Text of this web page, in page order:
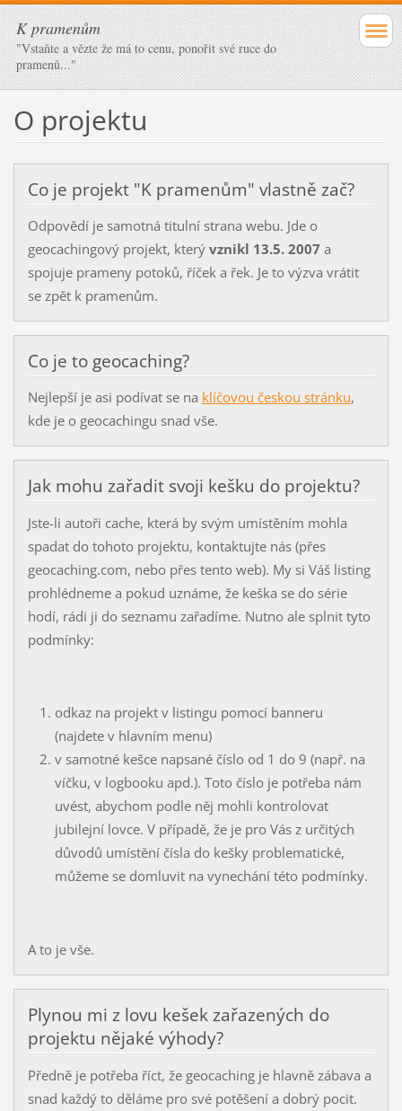
K pramenům
"Vstaňte a vězte že má to cenu, ponořit své ruce do
pramenů..."
O projektu
Co je projekt "K pramenům" vlastně zač?
Odpovědí je samotná titulní strana webu. Jde o
geocachingový projekt, který vznikl 13.5. 2007 a
spojuje prameny potoků, říček a řek. Je to výzva vrátit
se zpět k pramenům.
Co je to geocaching?
Nejlepší je asi podívat se na klíčovou českou stránku,
kde je o geocachingu snad vše.
Jak mohu zařadit svoji kešku do projektu?
Jste-li autoři cache, která by svým umístěním mohla
spadat do tohoto projektu, kontaktujte nás (přes
geocaching.com, nebo přes tento web). My si Váš listing
prohlédneme a pokud uznáme, že keška se do série
hodí, rádi ji do seznamu zařadíme. Nutno ale splnit tyto
podmínky:
odkaz na projekt v listingu pomocí banneru
(najdete v hlavním menu)
v samotné kešce napsané číslo od 1 do 9 (např. na
víčku, v logbooku apd.). Toto číslo je potřeba nám
uvést, abychom podle něj mohli kontrolovat
jubilejní lovce. V případě, že je pro Vás z určitých
důvodů umístění čísla do kešky problematické,
můžeme se domluvit na vynechání této podmínky.
A to je vše.
Plynou mi z lovu kešek zařazených do
projektu nějaké výhody?
Předně je potřeba říct, že geocaching je hlavně zábava a
snad každý to děláme pro své potěšení a dobrý pocit.